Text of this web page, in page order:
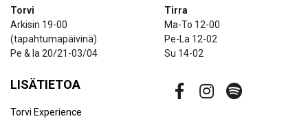
Torvi
Arkisin 19-00
(tapahtumapäivinä)
Pe & la 20/21-03/04
Tirra
Ma-To 12-00
Pe-La 12-02
Su 14-02
LISÄTIETOA
Torvi Experience